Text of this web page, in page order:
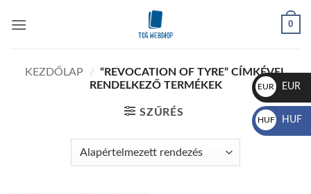
0
KEZDŐLAP / “REVOCATION OF TYRE” CÍMKÉVEL
RENDELKEZŐ TERMÉKEK
SZŰRÉS
EUR
€
EUR
HUF
Ft
HUF